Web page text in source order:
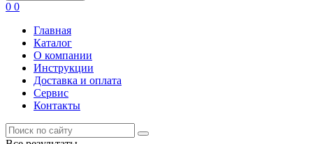
0 0
Главная
Каталог
О компании
Инструкции
Доставка и оплата
Сервис
Контакты